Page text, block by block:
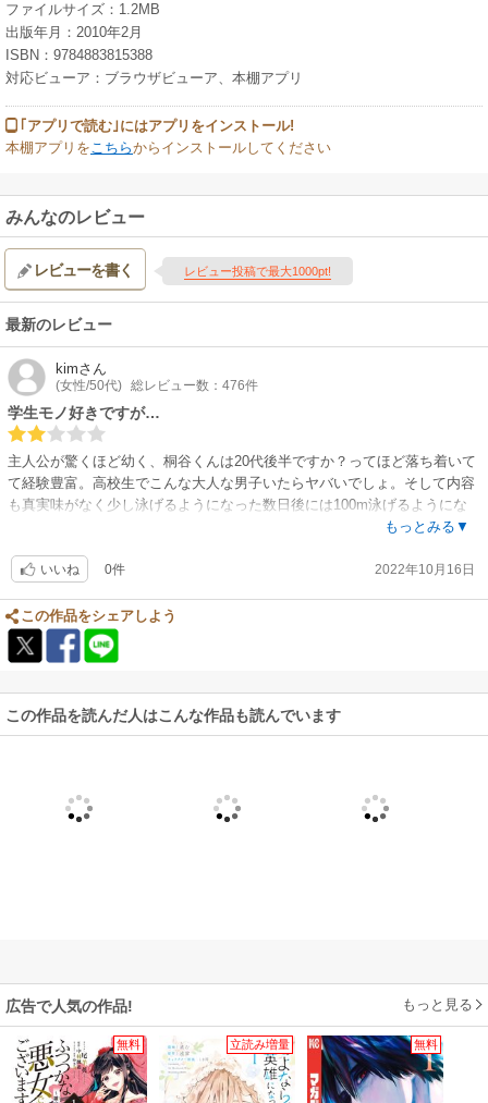
ファイルサイズ：1.2MB
出版年月：2010年2月
ISBN：9784883815388
対応ビューア：ブラウザビューア、本棚アプリ
｢アプリで読む｣にはアプリをインストール!
本棚アプリをこちらからインストールしてください
みんなのレビュー
レビューを書く レビュー投稿で最大1000pt!
最新のレビュー
kimさん
(女性/50代) 総レビュー数：476件
学生モノ好きですが…
主人公が驚くほど幼く、桐谷くんは20代後半ですか？ってほど落ち着いて
て経験豊富。高校生でこんな大人な男子いたらヤバいでしょ。そして内容
も真実味がなく少し泳げるようになった数日後には100m泳げるようにな
るって…あり得なさに突っ込みながら読み進めました。確かに桐谷くんは
もっとみる▼
いいね 0件 2022年10月16日
この作品をシェアしよう
この作品を読んだ人はこんな作品も読んでいます
広告で人気の作品! もっと見る
無料 立読み増量 無料